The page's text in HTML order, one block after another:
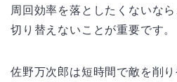
周回効率を落としたくないな
切り替えないことが重要です。
佐野万次郎は短時間で敵を削